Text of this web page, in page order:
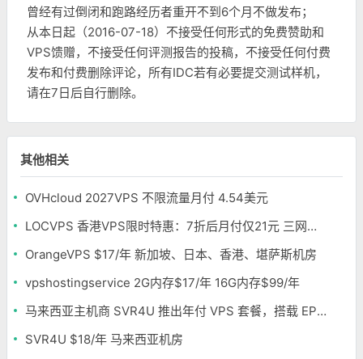
曾经有过倒闭和跑路经历者重开不到6个月不做发布；
从本日起（2016-07-18）不接受任何形式的免费赞助和
VPS馈赠，不接受任何评测报告的投稿，不接受任何付费
发布和付费删除评论，所有IDC若有必要提交测试样机，
请在7日后自行删除。
其他相关
OVHcloud 2027VPS 不限流量月付 4.54美元
LOCVPS 香港VPS限时特惠：7折后月付仅21元 三网优化BGP线路 可选原生IP
OrangeVPS $17/年 新加坡、日本、香港、堪萨斯机房
vpshostingservice 2G内存$17/年 16G内存$99/年
马来西亚主机商 SVR4U 推出年付 VPS 套餐，搭载 EPYC/至强铂金，支持支付宝
SVR4U $18/年 马来西亚机房